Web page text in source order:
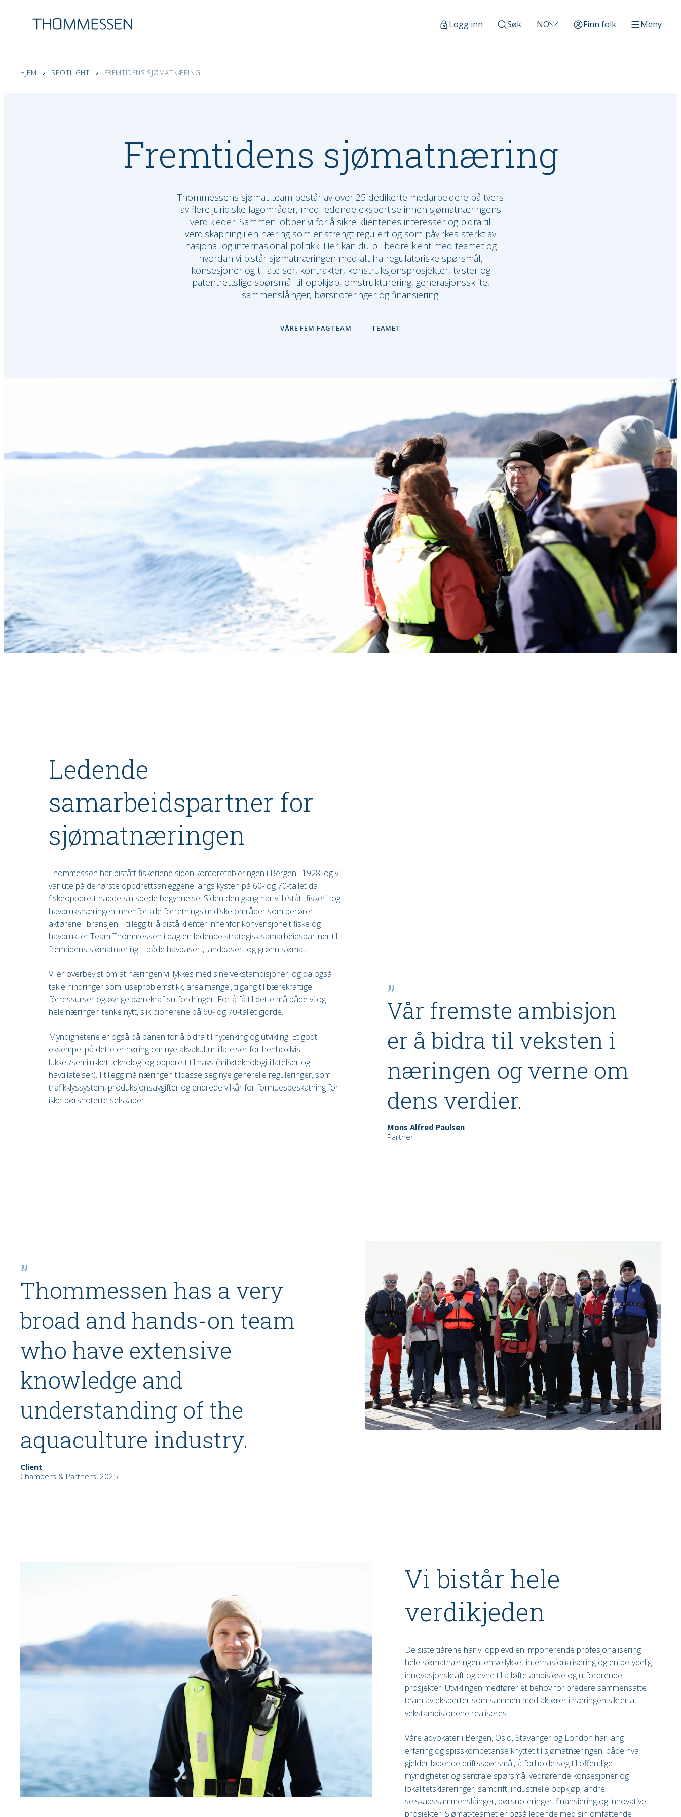
Logg inn Søk NO Finn folk Meny
HJEM SPOTLIGHT FREMTIDENS SJØMATNÆRING
Fremtidens sjømatnæring
Thommessens sjømat-team består av over 25 dedikerte medarbeidere på tvers
av flere juridiske fagområder, med ledende ekspertise innen sjømatnæringens
verdikjeder. Sammen jobber vi for å sikre klientenes interesser og bidra til
verdiskapning i en næring som er strengt regulert og som påvirkes sterkt av
nasjonal og internasjonal politikk. Her kan du bli bedre kjent med teamet og
hvordan vi bistår sjømatnæringen med alt fra regulatoriske spørsmål,
konsesjoner og tillatelser, kontrakter, konstruksjonsprosjekter, tvister og
patentrettslige spørsmål til oppkjøp, omstrukturering, generasjonsskifte,
sammenslåinger, børsnoteringer og finansiering.
VÅRE FEM FAGTEAM TEAMET
Ledende
samarbeidspartner for
sjømatnæringen
Thommessen har bistått fiskeriene siden kontoretableringen i Bergen i 1928, og vi
var ute på de første oppdrettsanleggene langs kysten på 60- og 70-tallet da
fiskeoppdrett hadde sin spede begynnelse. Siden den gang har vi bistått fiskeri- og
havbruksnæringen innenfor alle forretningsjuridiske områder som berører
aktørene i bransjen. I tillegg til å bistå klienter innenfor konvensjonelt fiske og
havbruk, er Team Thommessen i dag en ledende strategisk samarbeidspartner til
fremtidens sjømatnæring – både havbasert, landbasert og grønn sjømat.
Vi er overbevist om at næringen vil lykkes med sine vekstambisjoner, og da også
takle hindringer som luseproblemstikk, arealmangel, tilgang til bærekraftige
fôrressurser og øvrige bærekraftsutfordringer. For å få til dette må både vi og
hele næringen tenke nytt, slik pionerene på 60- og 70-tallet gjorde.
Myndighetene er også på banen for å bidra til nytenking og utvikling. Et godt
eksempel på dette er høring om nye akvakulturtillatelser for henholdvis
lukket/semilukket teknologi og oppdrett til havs (miljøteknologitillatelser og
havtillatelser). I tillegg må næringen tilpasse seg nye generelle reguleringer, som
trafikklyssystem, produksjonsavgifter og endrede vilkår for formuesbeskatning for
ikke-børsnoterte selskaper.
Vår fremste ambisjon
er å bidra til veksten i
næringen og verne om
dens verdier.
Mons Alfred Paulsen
Partner
Thommessen has a very
broad and hands-on team
who have extensive
knowledge and
understanding of the
aquaculture industry.
Client
Chambers & Partners, 2025
Vi bistår hele
verdikjeden
De siste tiårene har vi opplevd en imponerende profesjonalisering i
hele sjømatnæringen, en vellykket internasjonalisering og en betydelig
innovasjonskraft og evne til å løfte ambisiøse og utfordrende
prosjekter. Utviklingen medfører et behov for bredere sammensatte
team av eksperter som sammen med aktører i næringen sikrer at
vekstambisjonene realiseres.
Våre advokater i Bergen, Oslo, Stavanger og London har lang
erfaring og spisskompetanse knyttet til sjømatnæringen, både hva
gjelder løpende driftsspørsmål, å forholde seg til offentlige
myndigheter og sentrale spørsmål vedrørende konsesjoner og
lokalitetsklareringer, samdrift, industrielle oppkjøp, andre
selskapssammenslåinger, børsnoteringer, finansiering og innovative
prosjekter. Sjømat-teamet er også ledende med sin omfattende